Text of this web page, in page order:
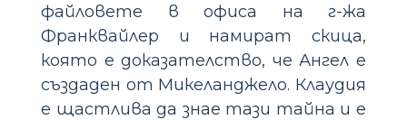
файловете в офиса на г-жа
Франквайлер и намират скица,
която е доказателство, че Ангел е
създаден от Микеланджело. Клаудия
е щастлива да знае тази тайна и е